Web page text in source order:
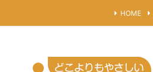
HOME